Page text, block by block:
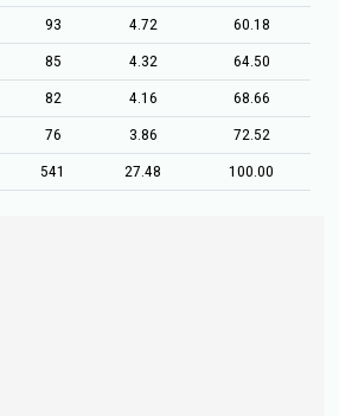
93 4.72
60.18
85 4.32
64.50
82 4.16
68.66
76 3.86
72.52
541 27.48 100.00